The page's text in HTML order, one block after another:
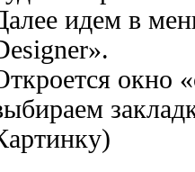
идем в
окно